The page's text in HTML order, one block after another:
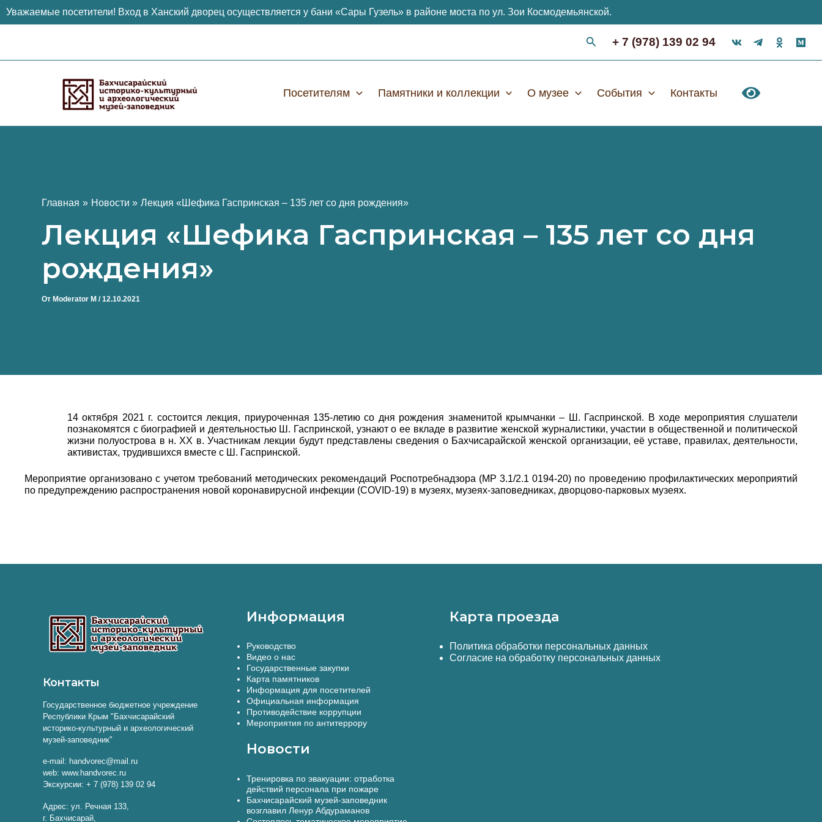
Уважаемые посетители! Вход в Ханский дворец осуществляется у бани «Сары Гузель» в районе моста по ул. Зои Космодемьянской.
+ 7 (978) 139 02 94
Посетителям Памятники и коллекции О музее События Контакты
Главная Новости Лекция «Шефика Гаспринская – 135 лет со дня рождения»
Лекция «Шефика Гаспринская – 135 лет со дня
рождения»
От Moderator M /12.10.2021
14 октября 2021 г. состоится лекция, приуроченная 135-летию со дня рождения знаменитой крымчанки – Ш. Гаспринской. В ходе мероприятия слушатели
познакомятся с биографией и деятельностью Ш. Гаспринской, узнают о ее вкладе в развитие женской журналистики, участии в общественной и политической
жизни полуострова в н. ХХ в. Участникам лекции будут представлены сведения о Бахчисарайской женской организации, её уставе, правилах, деятельности,
активистах, трудившихся вместе с Ш. Гаспринской.
Мероприятие организовано с учетом требований методических рекомендаций Роспотребнадзора (МР 3.1/2.1 0194-20) по проведению профилактических мероприятий
по предупреждению распространения новой коронавирусной инфекции (COVID-19) в музеях, музеях-заповедниках, дворцово-парковых музеях.
Контакты
Государственное бюджетное учреждение
Республики Крым "Бахчисарайский
историко-культурный и археологический
музей-заповедник"
e-mail: handvorec@mail.ru
web: www.handvorec.ru
Экскурсии: + 7 (978) 139 02 94
Адрес: ул. Речная 133,
г. Бахчисарай,
Информация
Руководство
Видео о нас
Государственные закупки
Карта памятников
Информация для посетителей
Официальная информация
Противодействие коррупции
Мероприятия по антитеррору
Новости
Тренировка по эвакуации: отработка
действий персонала при пожаре
Бахчисарайский музей-заповедник
возглавил Ленур Абдураманов
Карта проезда
Политика обработки персональных данных
Согласие на обработку персональных данных